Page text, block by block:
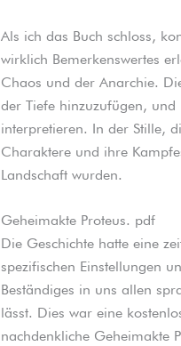
Als ich das Buch schloss,
wirklich Bemerkenswertes
Chaos und der Anarchie.
der Tiefe hinzuzufügen,
interpretieren. In der Stille,
Charaktere und ihre
Landschaft wurden.
Geheimakte Proteus. pdf
Die Geschichte hatte eine
spezifischen Einstellungen
Beständiges in uns allen
lässt. Dies war eine
nachdenkliche Geheimakte